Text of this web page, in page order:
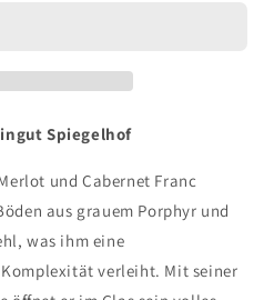
Spiegelhof
und Cabernet Franc
aus grauem Porphyr und
was ihm eine
verleiht. Mit seiner